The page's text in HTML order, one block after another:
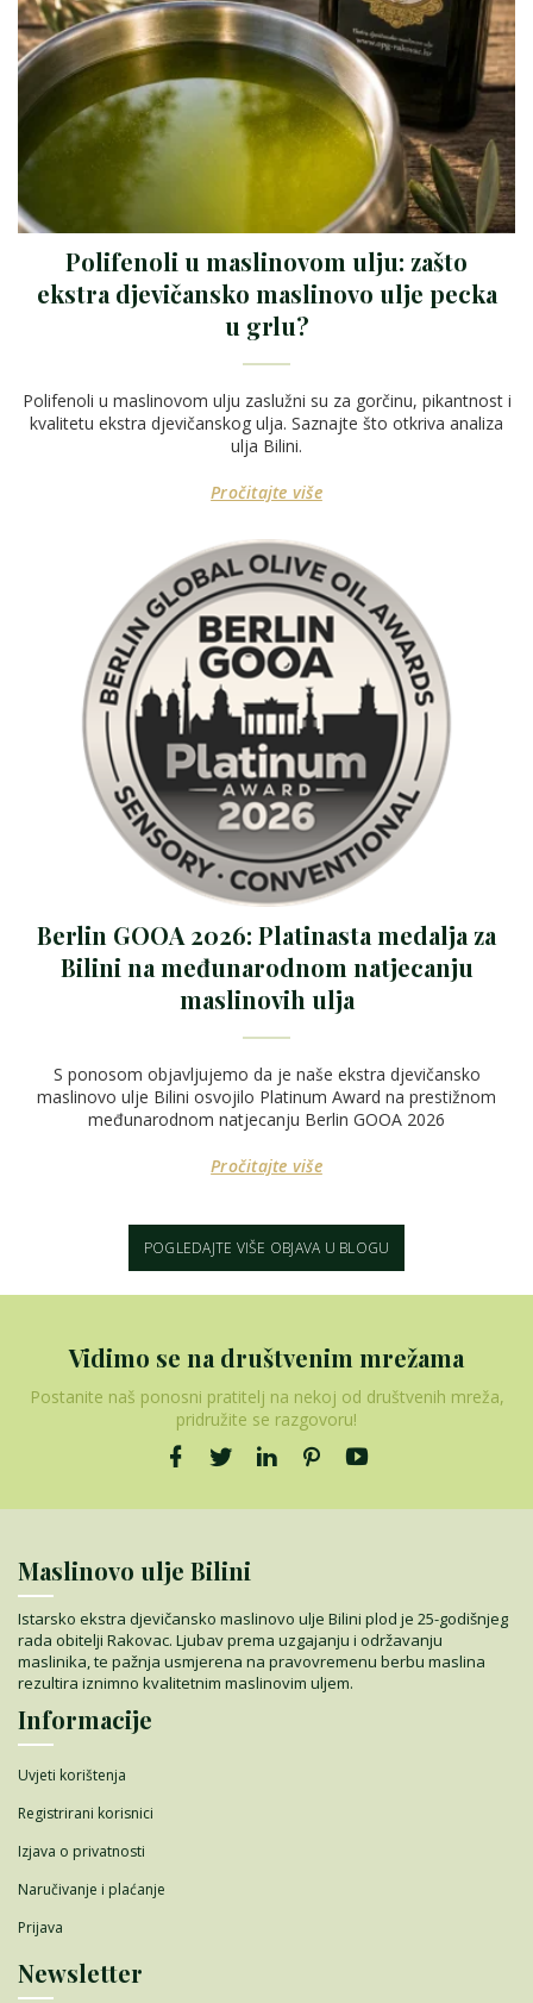
Polifenoli u maslinovom ulju: zašto
ekstra djevičansko maslinovo ulje pecka
u grlu?
Polifenoli u maslinovom ulju zaslužni su za gorčinu, pikantnost i
kvalitetu ekstra djevičanskog ulja. Saznajte što otkriva analiza
ulja Bilini.
Pročitajte više
Berlin GOOA 2026: Platinasta medalja za
Bilini na međunarodnom natjecanju
maslinovih ulja
S ponosom objavljujemo da je naše ekstra djevičansko
maslinovo ulje Bilini osvojilo Platinum Award na prestižnom
međunarodnom natjecanju Berlin GOOA 2026
Pročitajte više
POGLEDAJTE VIŠE OBJAVA U BLOGU
Vidimo se na društvenim mrežama
Postanite naš ponosni pratitelj na nekoj od društvenih mreža,
pridružite se razgovoru!
Maslinovo ulje Bilini
Istarsko ekstra djevičansko maslinovo ulje Bilini plod je 25-godišnjeg
rada obitelji Rakovac. Ljubav prema uzgajanju i održavanju
maslinika, te pažnja usmjerena na pravovremenu berbu maslina
rezultira iznimno kvalitetnim maslinovim uljem.
Informacije
Uvjeti korištenja
Registrirani korisnici
Izjava o privatnosti
Naručivanje i plaćanje
Prijava
Newsletter